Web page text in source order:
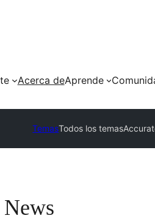
Acerca deAprende
TemasTodos los temas